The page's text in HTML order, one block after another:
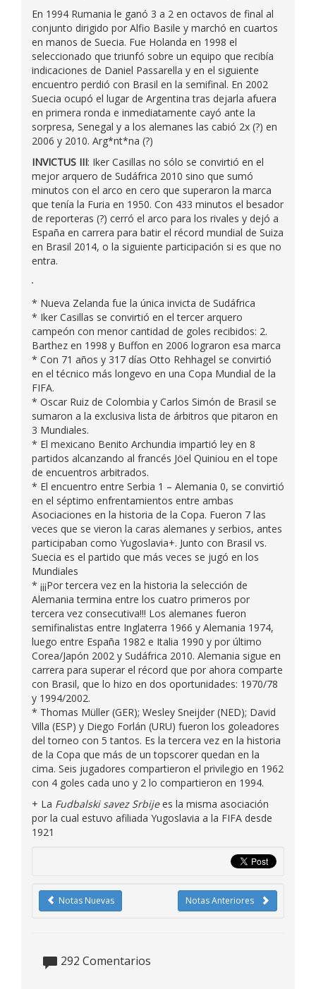
En 1994 Rumania le ganó 3 a 2 en octavos de final al
conjunto dirigido por Alfio Basile y marchó en cuartos
en manos de Suecia. Fue Holanda en 1998 el
seleccionado que triunfó sobre un equipo que recibía
indicaciones de Daniel Passarella y en el siguiente
encuentro perdió con Brasil en la semifinal. En 2002
Suecia ocupó el lugar de Argentina tras dejarla afuera
en primera ronda e inmediatamente cayó ante la
sorpresa, Senegal y a los alemanes las cabió 2x (?) en
2006 y 2010. Arg*nt*na (?)
INVICTUS III: Iker Casillas no sólo se convirtió en el
mejor arquero de Sudáfrica 2010 sino que sumó
minutos con el arco en cero que superaron la marca
que tenía la Furia en 1950. Con 433 minutos el besador
de reporteras (?) cerró el arco para los rivales y dejó a
España en carrera para batir el récord mundial de Suiza
en Brasil 2014, o la siguiente participación si es que no
entra.
* Nueva Zelanda fue la única invicta de Sudáfrica
* Iker Casillas se convirtió en el tercer arquero
campeón con menor cantidad de goles recibidos: 2.
Barthez en 1998 y Buffon en 2006 lograron esa marca
* Con 71 años y 317 días Otto Rehhagel se convirtió
en el técnico más longevo en una Copa Mundial de la
FIFA.
* Oscar Ruiz de Colombia y Carlos Simón de Brasil se
sumaron a la exclusiva lista de árbitros que pitaron en
3 Mundiales.
* El mexicano Benito Archundia impartió ley en 8
partidos alcanzando al francés Jöel Quiniou en el tope
de encuentros arbitrados.
* El encuentro entre Serbia 1 – Alemania 0, se convirtió
en el séptimo enfrentamientos entre ambas
Asociaciones en la historia de la Copa. Fueron 7 las
veces que se vieron la caras alemanes y serbios, antes
participaban como Yugoslavia+. Junto con Brasil vs.
Suecia es el partido que más veces se jugó en los
Mundiales
* ¡¡¡Por tercera vez en la historia la selección de
Alemania termina entre los cuatro primeros por
tercera vez consecutiva!!! Los alemanes fueron
semifinalistas entre Inglaterra 1966 y Alemania 1974,
luego entre España 1982 e Italia 1990 y por último
Corea/Japón 2002 y Sudáfrica 2010. Alemania sigue en
carrera para superar el récord que por ahora comparte
con Brasil, que lo hizo en dos oportunidades: 1970/78
y 1994/2002.
* Thomas Müller (GER); Wesley Sneijder (NED); David
Villa (ESP) y Diego Forlán (URU) fueron los goleadores
del torneo con 5 tantos. Es la tercera vez en la historia
de la Copa que más de un topscorer quedan en la
cima. Seis jugadores compartieron el privilegio en 1962
con 4 goles cada uno y 2 lo compartieron en 1994.
+ La Fudbalski savez Srbijees la misma asociación
por la cual estuvo afiliada Yugoslavia a la FIFA desde
1921
Notas Anteriores
Notas Nuevas
292 Comentarios